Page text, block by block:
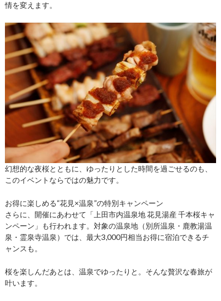
情を変えます。
幻想的な夜桜とともに、ゆったりとした時間を過ごせるのも、
このイベントならではの魅力です。
お得に楽しめる“花見×温泉”の特別キャンペーン
さらに、開催にあわせて「上田市内温泉地 花見湯産 千本桜キャ
ンペーン」も行われます。対象の温泉地（別所温泉・鹿教湯温
泉・霊泉寺温泉）では、最大3,000円相当お得に宿泊できるチ
ャンスも。
桜を楽しんだあとは、温泉でゆったりと。そんな贅沢な春旅が
叶います。